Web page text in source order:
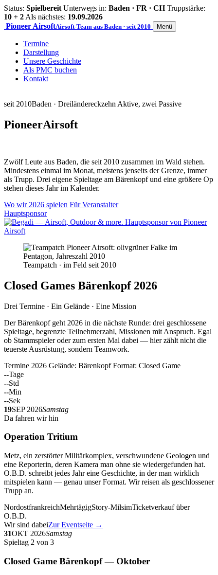
Status: Spielbereit Unterwegs in: Baden · FR · CH Truppstärke:
10 + 2 Als nächstes: 19.09.2026
Pioneer AirsoftAirsoft-Team aus Baden · seit 2010 Menü
Termine
Darstellung
Unsere Geschichte
Als PMC buchen
Kontakt
seit 2010Baden · Dreiländereckzehn Aktive, zwei Passive
PioneerAirsoft
Zwölf Leute aus Baden, die seit 2010 zusammen im Wald stehen.
Mindestens einmal im Monat, meistens jenseits der Grenze, immer
als Trupp. Drei eigene Spieltage am Bärenkopf und eine größere Op
stehen dieses Jahr im Kalender.
Wo wir 2026 spielen Für Veranstalter
Hauptsponsor
Teampatch · im Feld seit 2010
Closed Games Bärenkopf 2026
Drei Termine · Ein Gelände · Eine Mission
Der Bärenkopf geht 2026 in die nächste Runde: drei geschlossene
Spieltage, begrenzte Teilnehmerzahl, Missionen mit Anspruch. Egal
ob Stammspieler oder zum ersten Mal dabei — hier zählt nicht die
teuerste Ausrüstung, sondern Teamwork.
Termine 2026 Gelände: Bärenkopf Format: Closed Game
--Tage
--Std
--Min
--Sek
19SEP 2026Samstag
Da fahren wir hin
Operation Tritium
Metz, ein zerstörter Militärkomplex, verschwundene Geologen und
eine Reporterin, deren Kamera man ohne sie wiedergefunden hat.
O.B.D. schreibt jedes Jahr eine Geschichte, in der man wirklich
mitspielen kann — genau unser Format. Wir reisen als geschlossener
Trupp an.
NordostfrankreichMehrtägigStory-MilsimTicketverkauf über
O.B.D.
Wir sind dabeiZur Eventseite →
31OKT 2026Samstag
Spieltag 2 von 3
Closed Game Bärenkopf — Oktober